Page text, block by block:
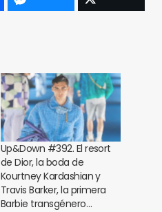
Up&Down #392. El resort
de Dior, la boda de
Kourtney Kardashian y
Travis Barker, la primera
Barbie transgénero…